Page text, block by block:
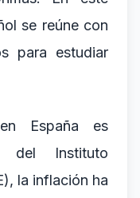
se reúne con
para estudiar
España es
del Instituto
la inflación ha